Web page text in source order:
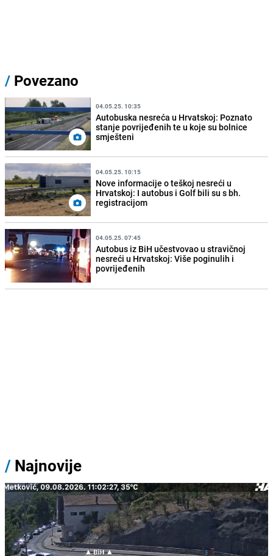
/ Povezano
04.05.25. 10:35
Autobuska nesreća u Hrvatskoj: Poznato
stanje povrijeđenih te u koje su bolnice
smješteni
04.05.25. 10:15
Nove informacije o teškoj nesreći u
Hrvatskoj: I autobus i Golf bili su s bh.
registracijom
04.05.25. 07:45
Autobus iz BiH učestvovao u stravičnoj
nesreći u Hrvatskoj: Više poginulih i
povrijeđenih
/ Najnovije